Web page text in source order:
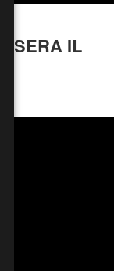
SERA IL